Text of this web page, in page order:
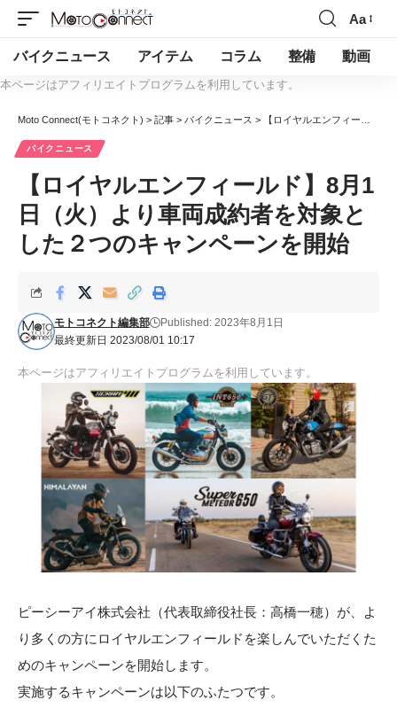
Aa
バイクニュース アイテム コラム 整備 動画
本ページはアフィリエイトプログラムを利用しています。
Moto Connect(モトコネクト) > 記事 > バイクニュース > 【ロイヤルエンフィールド】8月1日（火）より車両成約者を対象とした２つのキャンペーンを開始
バイクニュース
【ロイヤルエンフィールド】8月1
日（火）より車両成約者を対象と
した２つのキャンペーンを開始
最終更新日 2023/08/01 10:17
モトコネクト編集部 Published: 2023年8月1日
本ページはアフィリエイトプログラムを利用しています。
ピーシーアイ株式会社（代表取締役社長：高橋一穂）が、よ
り多くの方にロイヤルエンフィールドを楽しんでいただくた
めのキャンペーンを開始します。
実施するキャンペーンは以下のふたつです。